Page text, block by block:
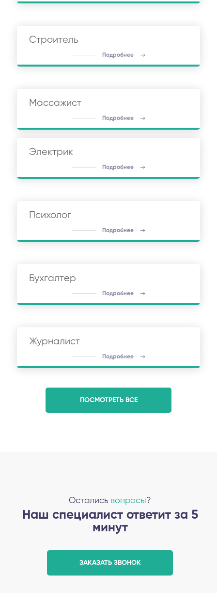
Строитель
Подробнее
Массажист
Подробнее
Электрик
Подробнее
Психолог
Подробнее
Бухгалтер
Подробнее
Журналист
Подробнее
ПОСМОТРЕТЬ ВСЕ
Остались вопросы?
Наш специалист ответит за 5
минут
ЗАКАЗАТЬ ЗВОНОК